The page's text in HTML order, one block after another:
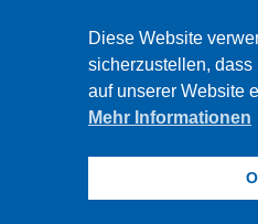
Diese Website
sicherzustellen,
auf unserer Website
Mehr Informationen